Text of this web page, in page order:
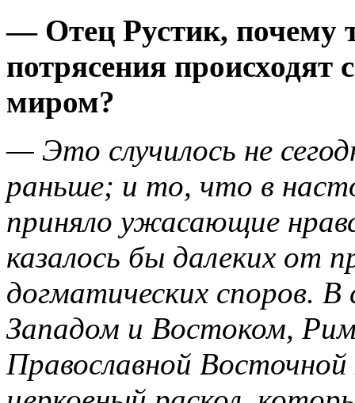
— Отец Рустик, почему
потрясения
миром?
— Это случилось не
раньше; и то, что в
приняло ужасающие
казалось бы далеких от
догматических споров.
Западом и Востоком,
Православной